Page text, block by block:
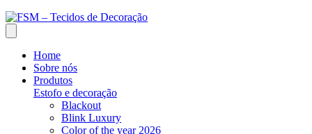
Home
Sobre nós
Produtos
Estofo e decoração
Blackout
Blink Luxury
Color of the year 2026